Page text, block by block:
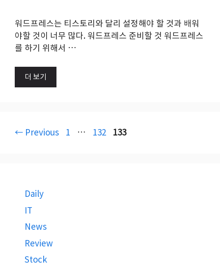
워드프레스는 티스토리와 달리 설정해야 할 것과 배워
야할 것이 너무 많다. 워드프레스 준비할 것 워드프레스
를 하기 위해서 …
더 보기
← Previous Page
1 … Page
132 Page
133
Daily
IT
News
Review
Stock